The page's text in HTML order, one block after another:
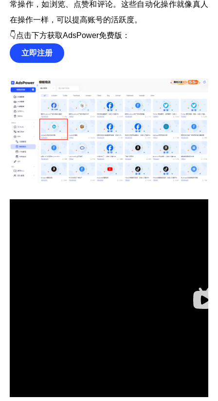
常操作，如浏览、点赞和评论。这些自动化操作就像真人
在操作一样，可以提高账号的活跃度。
👇点击下方获取AdsPower免费版：
立即注册